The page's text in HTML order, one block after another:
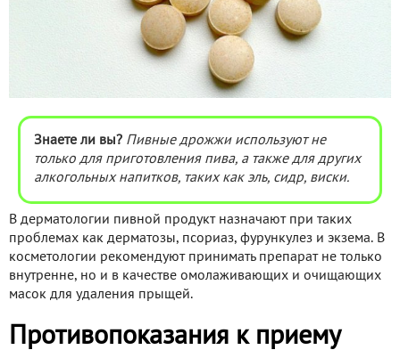
Знаете ли вы? Пивные дрожжи используют не
только для приготовления пива, а также для других
алкогольных напитков, таких как эль, сидр, виски.
В дерматологии пивной продукт назначают при таких
проблемах как дерматозы, псориаз, фурункулез и экзема. В
косметологии рекомендуют принимать препарат не только
внутренне, но и в качестве омолаживающих и очищающих
масок для удаления прыщей.
Противопоказания к приему